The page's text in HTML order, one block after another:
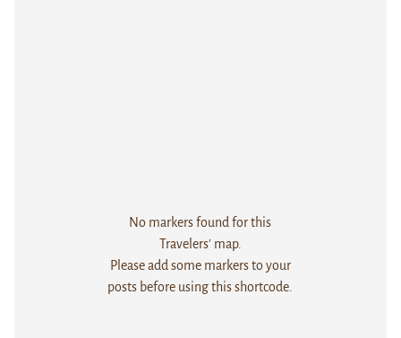
No markers found for this
Travelers' map.
Please add some markers to your
posts before using this shortcode.